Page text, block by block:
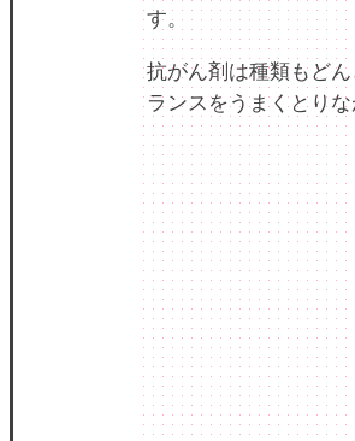
す。
抗がん剤は種類もど
ランスをうまくとり